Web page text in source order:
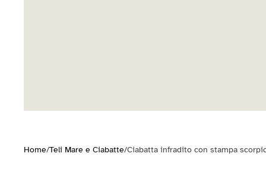
Home/Teli Mare e Ciabatte/Ciabatta infradito con stampa